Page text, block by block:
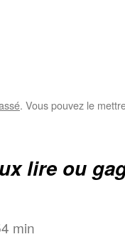
. Vous pouvez le
lire ou
min